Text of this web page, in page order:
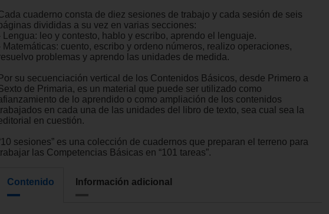
cuaderno consta de diez sesiones de trabajo y cada sesión de seis
divididas a su vez en varias secciones:
Lengua: leo y contesto, hablo y escribo, aprendo el lenguaje.
Matemáticas: cuento, escribo y ordeno números, realizo operaciones,
problemas y aprendo las unidades de medida.
Por su secuenciación vertical de los Contenidos Básicos, desde Primero a
de Primaria, es un material que puede ser utilizado como
de lo aprendido o como ampliación de los contenidos
en cada una de las unidades del libro de texto, sea cual sea la
en cuestión.
sesiones” es una colección de cuadernos que preparan el terreno para
las Competencias Básicas en “101 tareas”.
Contenido Información adicional